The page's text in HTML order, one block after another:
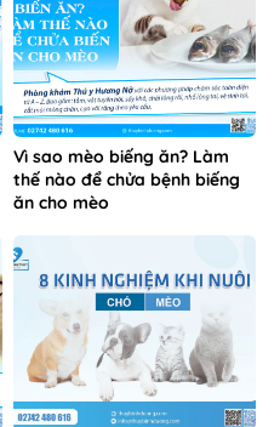
Vì sao mèo biếng ăn? Làm
thế nào để chửa bệnh biếng
ăn cho mèo